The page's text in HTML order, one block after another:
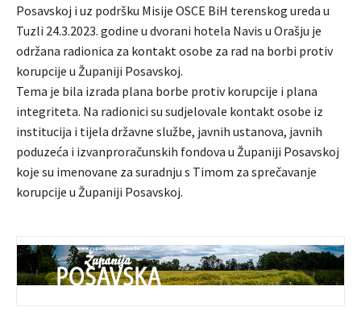
Posavskoj i uz podršku Misije OSCE BiH terenskog ureda u
Tuzli 24.3.2023. godine u dvorani hotela Navis u Orašju je
održana radionica za kontakt osobe za rad na borbi protiv
korupcije u Županiji Posavskoj.
Tema je bila izrada plana borbe protiv korupcije i plana
integriteta. Na radionici su sudjelovale kontakt osobe iz
institucija i tijela državne službe, javnih ustanova, javnih
poduzeća i izvanproračunskih fondova u Županiji Posavskoj
koje su imenovane za suradnju s Timom za sprečavanje
korupcije u Županiji Posavskoj.